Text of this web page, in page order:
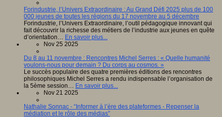
Forindustrie, l’Univers Extraordinaire : Au Grand Défi 2025 plus de 100
000 jeunes de toutes les régions du 17 novembre au 5 décembre
Forindustrie, l’Univers Extraordinaire, l’outil pédagogique innovant qui
fait découvrir la richesse des métiers de l’industrie aux jeunes en quête
d’orientation… En savoir plus...
Nov 25 2025
Du 8 au 11 novembre : Rencontres Michel Serres : « Quelle humanité
voulons-nous pour demain ? Du corps au cosmos. »
Le succès populaire des quatre premières éditions des rencontres
philosophiques Michel Serres a rendu indispensable l’organisation de
la 5ème session… En savoir plus...
Nov 21 2025
Nathalie Sonnac - “Informer à l’ère des plateformes - Repenser la
médiation et le rôle des médias”